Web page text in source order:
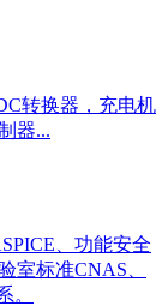
转换器，充电机
器...
、功能安全
室标准CNAS、
。